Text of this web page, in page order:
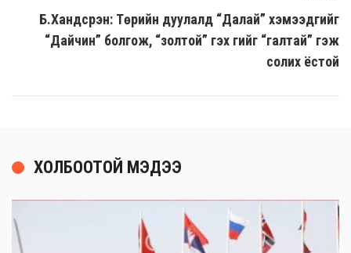
Б.Хандсүрэн: Төрийн дуулалд “Далай” хэмээдгийг
“Дайчин” болгож, “золтой” гэх үгийг “галтай” гэж
солих ёстой
ХОЛБООТОЙ МЭДЭЭ